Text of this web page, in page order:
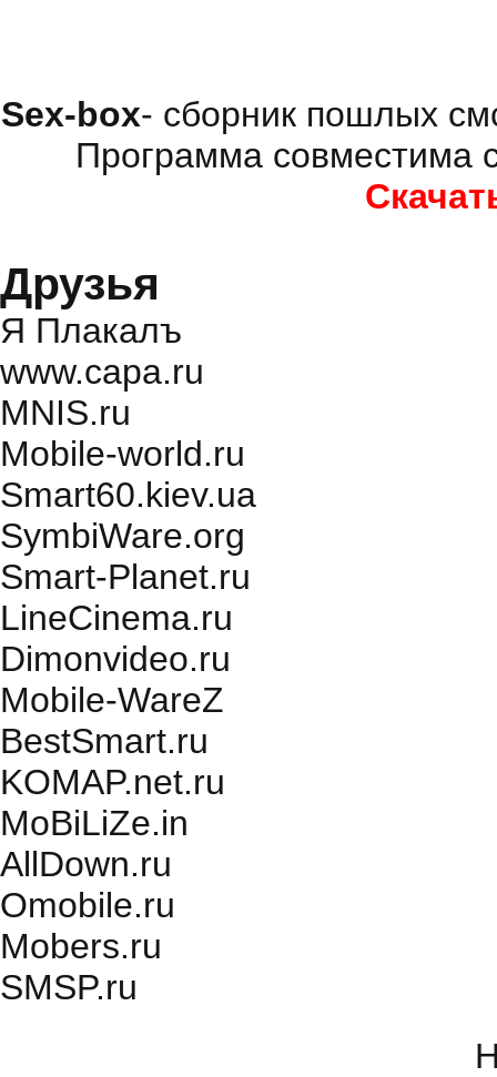
Sex-box- сборник пошлых
Программа совместима
Друзья
Я Плакалъ
www.capa.ru
MNIS.ru
Mobile-world.ru
Smart60.kiev.ua
SymbiWare.org
Smart-Planet.ru
LineCinema.ru
Dimonvideo.ru
Mobile-WareZ
BestSmart.ru
KOMAP.net.ru
MoBiLiZe.in
AllDown.ru
Оmobile.ru
Mobers.ru
SMSP.ru